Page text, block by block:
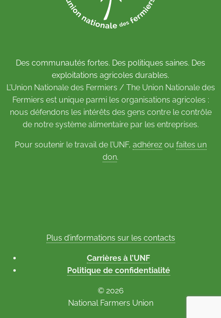
Des communautés fortes. Des politiques saines. Des
exploitations agricoles durables.
L’Union Nationale des Fermiers / The Union Nationale des
Fermiers est unique parmi les organisations agricoles :
nous défendons les intérêts des gens contre le contrôle
de notre système alimentaire par les entreprises.
Pour soutenir le travail de l’UNF, adhérezou faites un
don.
Plus d’informations sur les contacts
Carrières à l’UNF
Politique de confidentialité
© 2026
National Farmers Union